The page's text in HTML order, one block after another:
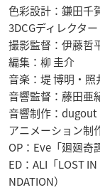
色彩設計：鎌田千
3DCGディレクタ
撮影監督：伊藤哲
編集：柳 圭介
音楽：堤 博明・
音響監督：藤田亜
音響制作：dugout
アニメーション制
OP： Eve 「廻廻奇
ED： ALI 「LOST
NDATION）